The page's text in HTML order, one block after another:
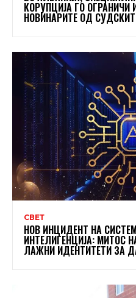
КОРУПЦИЈА ГО ОГРАНИЧИ
НОВИНАРИТЕ ОД
СВЕТ
НОВ ИНЦИДЕНТ НА
ИНТЕЛИГЕНЦИЈА: МИТОС
ЛАЖНИ ИДЕНТИТЕТИ ЗА